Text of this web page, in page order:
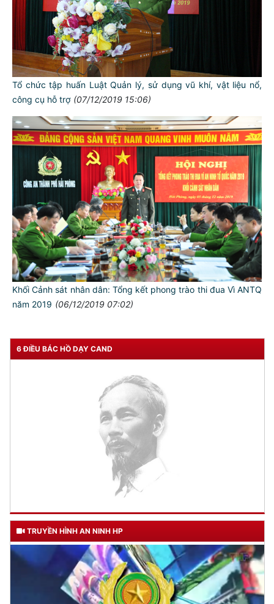
Tổ chức tập huấn Luật Quản lý, sử dụng vũ khí, vật liệu nổ,
công cụ hỗ trợ (07/12/2019 15:06)
Khối Cảnh sát nhân dân: Tổng kết phong trào thi đua Vì ANTQ
năm 2019 (06/12/2019 07:02)
6 ĐIỀU BÁC HỒ DẠY CAND
TƯ CÁCH
NGƯỜI CÔNG AN CÁCH MỆNH LÀ:
TRUYỀN HÌNH AN NINH HP